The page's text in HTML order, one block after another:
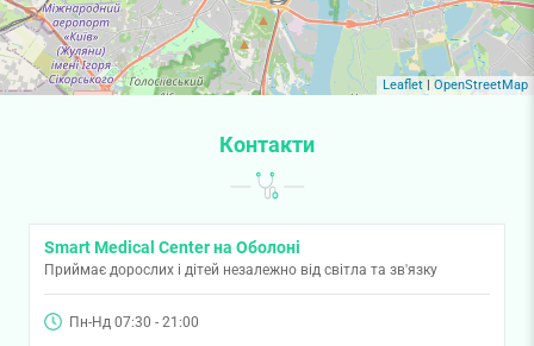
Leaflet| OpenStreetMap
Контакти
Smart Medical Center на Оболоні
Приймає дорослих і дітей незалежно від світла та зв'язку
Пн-Нд 07:30 - 21:00